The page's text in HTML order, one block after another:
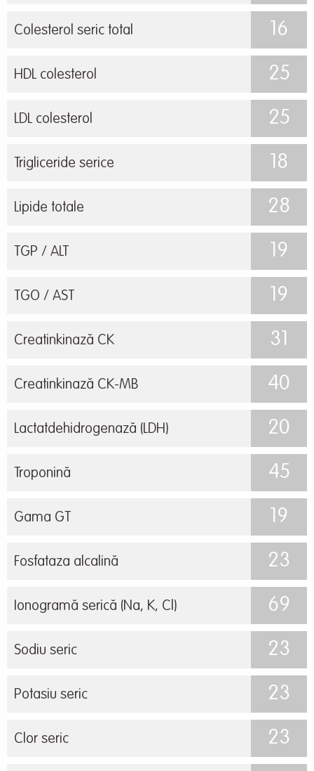
Colesterol seric total 16
HDL colesterol 25
LDL colesterol 25
Trigliceride serice 18
Lipide totale 28
TGP / ALT 19
TGO / AST 19
Creatinkinază CK 31
Creatinkinază CK-MB 40
Lactatdehidrogenază (LDH) 20
Troponină 45
Gama GT 19
Fosfataza alcalină 23
Ionogramă serică (Na, K, Cl) 69
Sodiu seric 23
Potasiu seric 23
Clor seric 23